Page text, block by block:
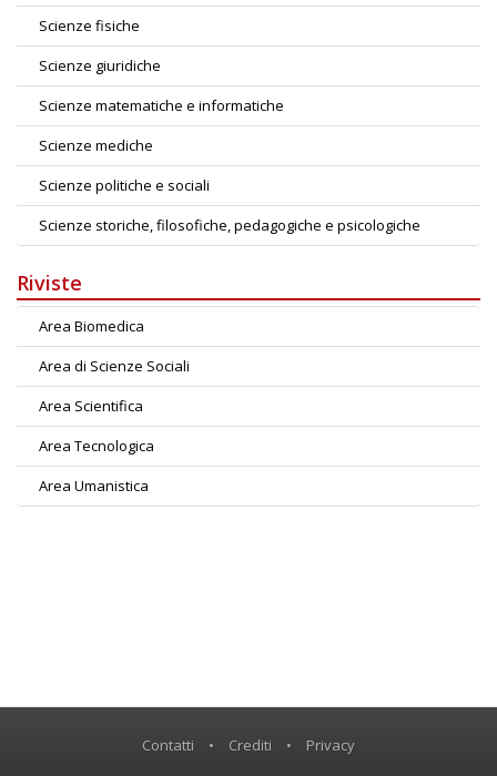
Scienze fisiche
Scienze giuridiche
Scienze matematiche e informatiche
Scienze mediche
Scienze politiche e sociali
Scienze storiche, filosofiche, pedagogiche e psicologiche
Riviste
Area Biomedica
Area di Scienze Sociali
Area Scientifica
Area Tecnologica
Area Umanistica
Contatti • Crediti • Privacy